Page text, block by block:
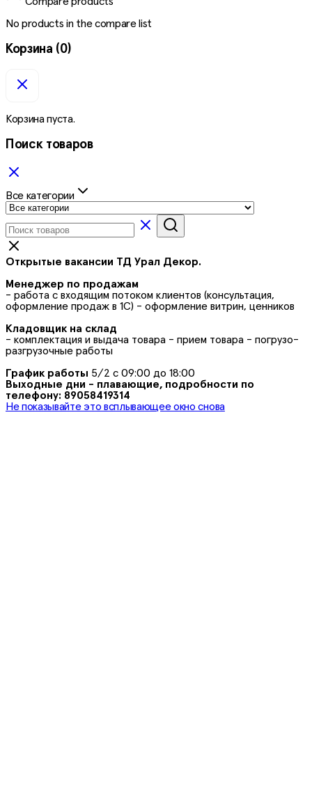
No products in the compare list
Корзина (0)
Корзина пуста.
Поиск товаров
Все категории
Открытые вакансии ТД Урал Декор.
Менеджер по продажам
- работа с входящим потоком клиентов (консультация,
оформление продаж в 1С) - оформление витрин, ценников
Кладовщик на склад
- комплектация и выдача товара - прием товара - погрузо-
разгрузочные работы
График работы 5/2 с 09:00 до 18:00
Выходные дни - плавающие, подробности по
телефону: 89058419314
Не показывайте это всплывающее окно снова